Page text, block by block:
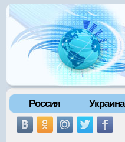
Россия Украина